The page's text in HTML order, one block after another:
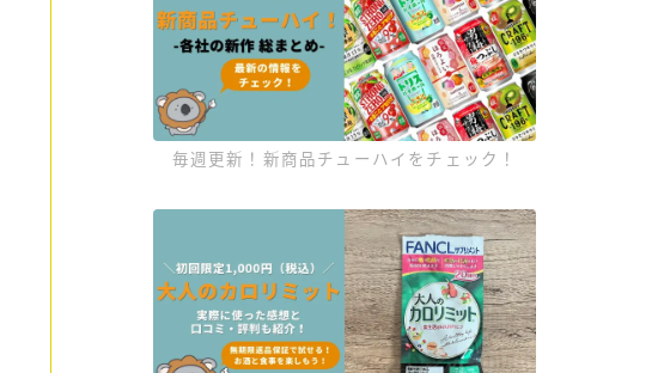
毎週更新！新商品チューハイをチェック！